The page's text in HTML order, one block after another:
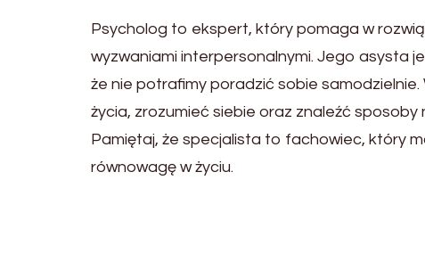
Psycholog to ekspert, który pomaga w
wyzwaniami interpersonalnymi. Jego asysta
że nie potrafimy poradzić sobie
życia, zrozumieć siebie oraz znaleźć
Pamiętaj, że specjalista to fachowiec, który
równowagę w życiu.